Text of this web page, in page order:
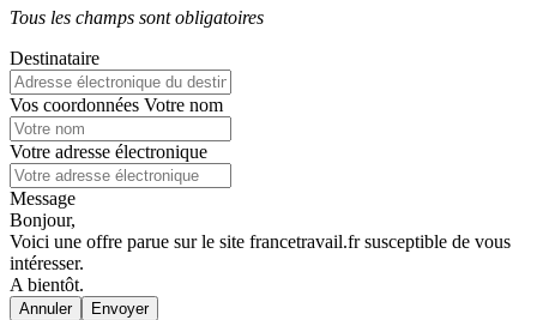
Tous les champs sont obligatoires
Destinataire
Vos coordonnées Votre nom
Votre adresse électronique
Message
Bonjour,
Voici une offre parue sur le site francetravail.fr susceptible de vous
intéresser.
A bientôt.
Annuler